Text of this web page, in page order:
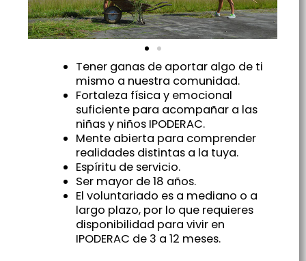
Tener ganas de aportar algo de ti
mismo a nuestra comunidad.
Fortaleza física y emocional
suficiente para acompañar a las
niñas y niños IPODERAC.
Mente abierta para comprender
realidades distintas a la tuya.
Espíritu de servicio.
Ser mayor de 18 años.
El voluntariado es a mediano o a
largo plazo, por lo que requieres
disponibilidad para vivir en
IPODERAC de 3 a 12 meses.